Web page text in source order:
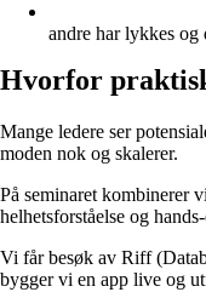
andre har lykkes og
Hvorfor
Mange ledere ser
moden nok og skalerer.
På seminaret kombinerer
helhetsforståelse og
Vi får besøk av Riff
bygger vi en app live og